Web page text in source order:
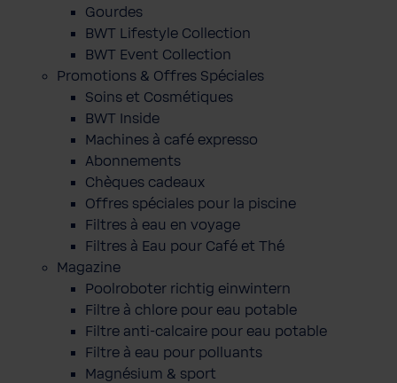
Gourdes
BWT Lifestyle Collection
BWT Event Collection
Promotions & Offres Spéciales
Soins et Cosmétiques
BWT Inside
Machines à café expresso
Abonnements
Chèques cadeaux
Offres spéciales pour la piscine
Filtres à eau en voyage
Filtres à Eau pour Café et Thé
Magazine
Poolroboter richtig einwintern
Filtre à chlore pour eau potable
Filtre anti-calcaire pour eau potable
Filtre à eau pour polluants
Magnésium & sport